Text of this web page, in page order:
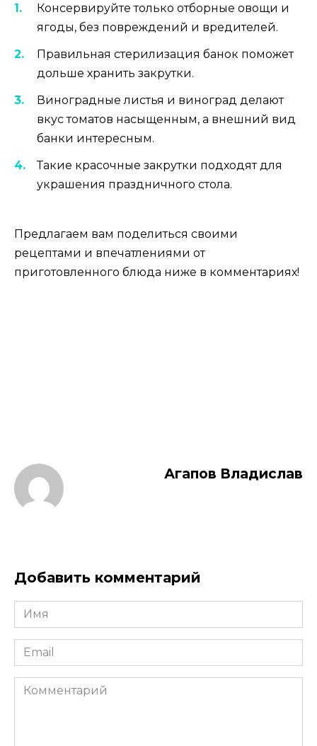
Консервируйте только отборные овощи и
ягоды, без повреждений и вредителей.
Правильная стерилизация банок поможет
дольше хранить закрутки.
Виноградные листья и виноград делают
вкус томатов насыщенным, а внешний вид
банки интересным.
Такие красочные закрутки подходят для
украшения праздничного стола.
Предлагаем вам поделиться своими
рецептами и впечатлениями от
приготовленного блюда ниже в комментариях!
Агапов Владислав
Добавить комментарий
Имя
*
Email
*
Комментарий